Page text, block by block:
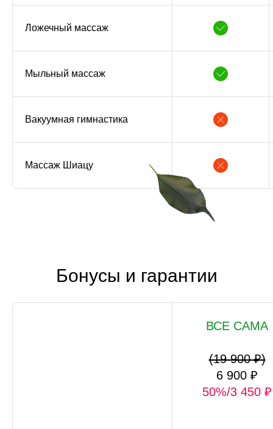
Ложечный массаж
Мыльный массаж
Вакуумная гимнастика
Массаж Шиацу
Бонусы и гарантии
ВСЕ САМА
(19 900 ₽)
6 900 ₽
50%/3 450 ₽